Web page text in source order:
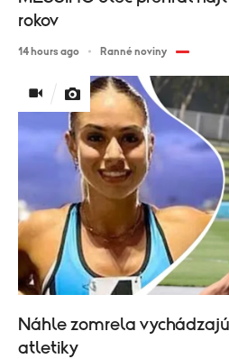
rokov
14 hours ago Ranné noviny
Náhle zomrela
atletiky